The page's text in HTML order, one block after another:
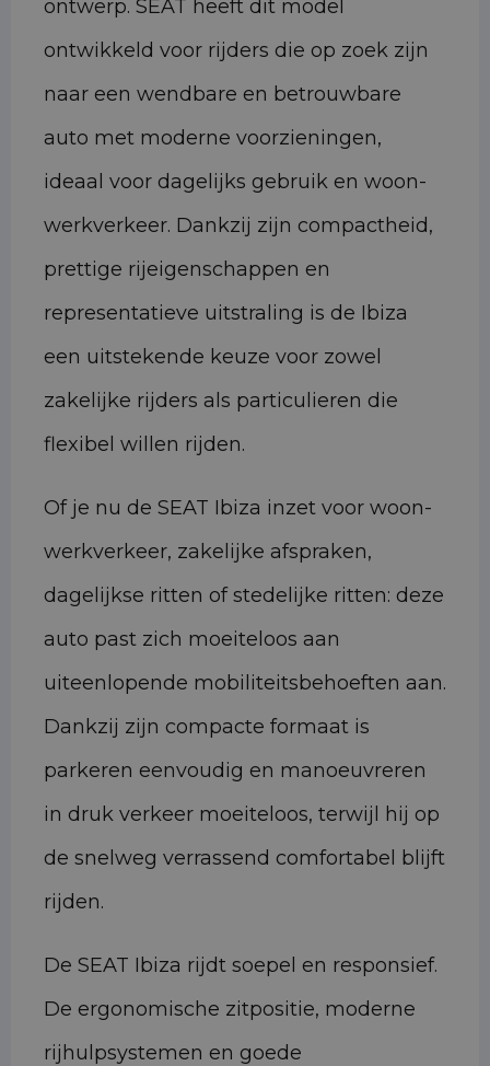
ontwerp. SEAT heeft dit model
ontwikkeld voor rijders die op zoek zijn
naar een wendbare en betrouwbare
auto met moderne voorzieningen,
ideaal voor dagelijks gebruik en woon-
werkverkeer. Dankzij zijn compactheid,
prettige rijeigenschappen en
representatieve uitstraling is de Ibiza
een uitstekende keuze voor zowel
zakelijke rijders als particulieren die
flexibel willen rijden.
Of je nu de SEAT Ibiza inzet voor woon-
werkverkeer, zakelijke afspraken,
dagelijkse ritten of stedelijke ritten: deze
auto past zich moeiteloos aan
uiteenlopende mobiliteitsbehoeften aan.
Dankzij zijn compacte formaat is
parkeren eenvoudig en manoeuvreren
in druk verkeer moeiteloos, terwijl hij op
de snelweg verrassend comfortabel blijft
rijden.
De SEAT Ibiza rijdt soepel en responsief.
De ergonomische zitpositie, moderne
rijhulpsystemen en goede